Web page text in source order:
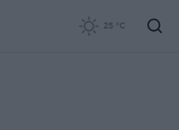
25 °C